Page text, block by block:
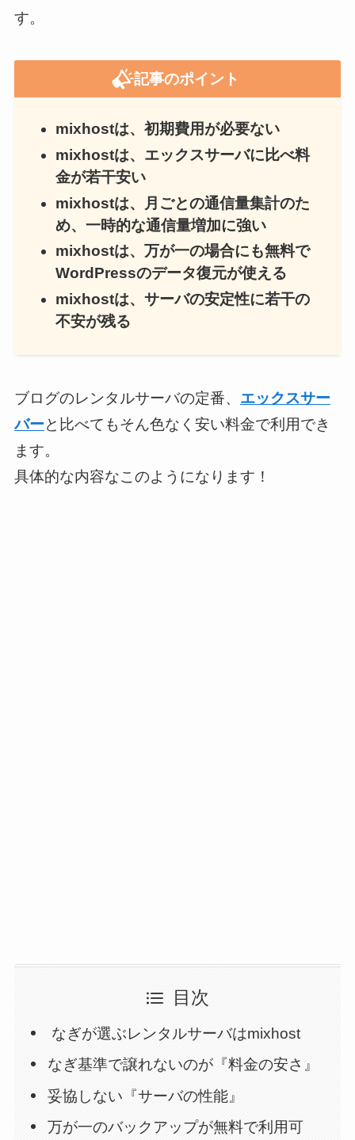
す。
記事のポイント
mixhostは、初期費用が必要ない
mixhostは、エックスサーバに比べ料
金が若干安い
mixhostは、月ごとの通信量集計のた
め、一時的な通信量増加に強い
mixhostは、万が一の場合にも無料で
WordPressのデータ復元が使える
mixhostは、サーバの安定性に若干の
不安が残る
ブログのレンタルサーバの定番、 エックスサー
バーと比べてもそん色なく安い料金で利用でき
ます。
具体的な内容なこのようになります！
目次
なぎが選ぶレンタルサーバはmixhost
なぎ基準で譲れないのが『料金の安さ』
妥協しない『サーバの性能』
万が一のバックアップが無料で利用可